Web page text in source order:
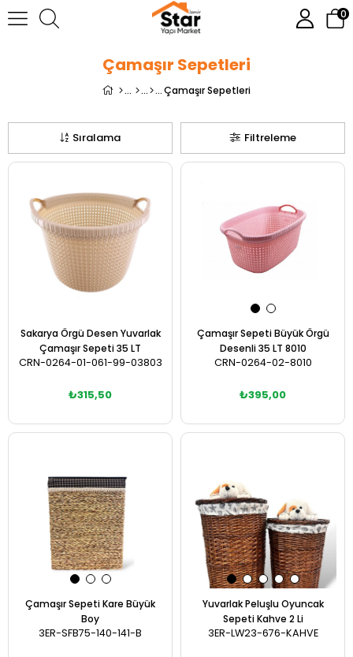
0
Çamaşır Sepetleri
Çamaşır Sepetleri
Filtreleme
Sıralama
Sakarya Örgü Desen Yuvarlak
Çamaşır Sepeti 35 LT
CRN-0264-01-061-99-03803
₺315,50
Çamaşır Sepeti Büyük Örgü
Desenli 35 LT 8010
CRN-0264-02-8010
₺395,00
Çamaşır Sepeti Kare Büyük
Boy
3ER-SFB75-140-141-B
Yuvarlak Peluşlu Oyuncak
Sepeti Kahve 2 Li
3ER-LW23-676-KAHVE